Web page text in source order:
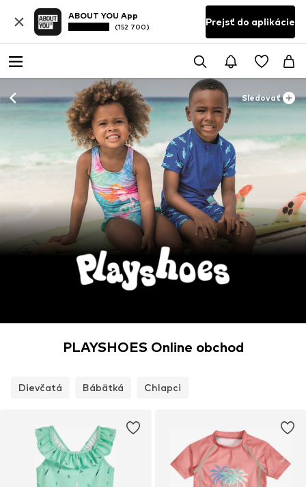
ABOUT YOU App
(152 700) Prejsť do aplikácie
Sledovať
PLAYSHOES Online obchod
Dievčatá Bábätká Chlapci